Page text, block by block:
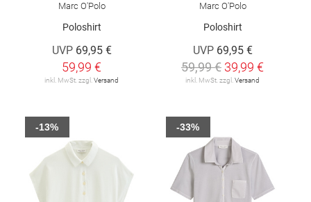
Marc O'Polo
Poloshirt
UVP 69,95 €
59,99 €
inkl. MwSt. zzgl.Versand
Marc O'Polo
Poloshirt
UVP 69,95 €
59,99 € 39,99 €
inkl. MwSt. zzgl.Versand
-13% -33%